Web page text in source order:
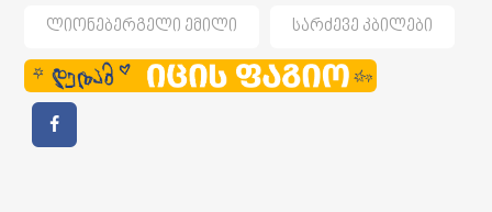
Ლიონებერგელი Ემილი Სარძევე Კბილები